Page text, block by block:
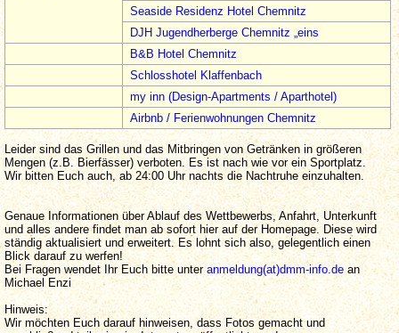
Seaside Residenz Hotel Chemnitz
DJH Jugendherberge Chemnitz „eins
B&B Hotel Chemnitz
Schlosshotel Klaffenbach
my inn (Design-Apartments / Aparthotel)
Airbnb / Ferienwohnungen Chemnitz
Leider sind das Grillen und das Mitbringen von Getränken in größeren
Mengen (z.B. Bierfässer) verboten. Es ist nach wie vor ein Sportplatz.
Wir bitten Euch auch, ab 24:00 Uhr nachts die Nachtruhe einzuhalten.
Genaue Informationen über Ablauf des Wettbewerbs, Anfahrt, Unterkunft
und alles andere findet man ab sofort hier auf der Homepage. Diese wird
ständig aktualisiert und erweitert. Es lohnt sich also, gelegentlich einen
Blick darauf zu werfen!
Bei Fragen wendet Ihr Euch bitte unteranmeldung(at)dmm-info.dean
Michael Enzi
Hinweis:
Wir möchten Euch darauf hinweisen, dass Fotos gemacht und